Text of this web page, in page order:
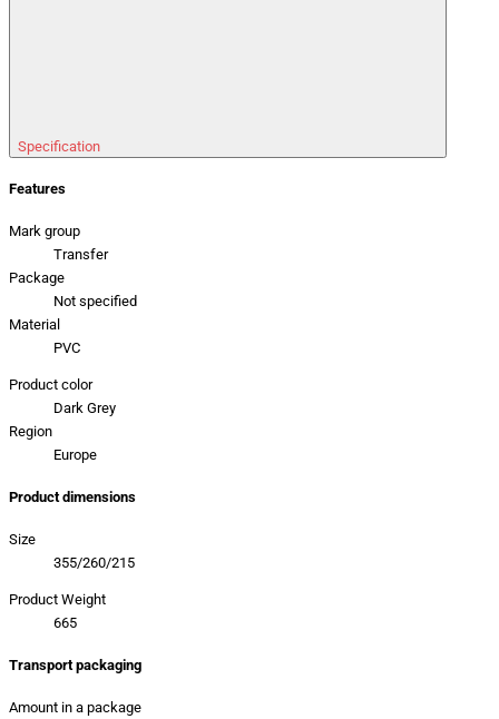
Specification
Features
Mark group
Transfer
Package
Not specified
Material
PVC
Product color
Dark Grey
Region
Europe
Product dimensions
Size
355/260/215
Product Weight
665
Transport packaging
Amount in a package